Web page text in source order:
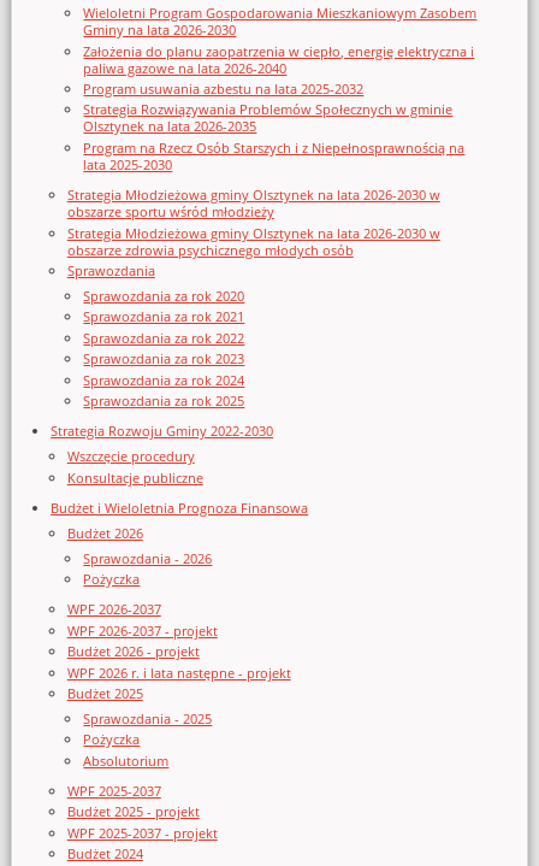
Wieloletni Program Gospodarowania Mieszkaniowym Zasobem
Gminy na lata 2026-2030
Założenia do planu zaopatrzenia w ciepło, energię elektryczna i
paliwa gazowe na lata 2026-2040
Program usuwania azbestu na lata 2025-2032
Strategia Rozwiązywania Problemów Społecznych w gminie
Olsztynek na lata 2026-2035
Program na Rzecz Osób Starszych i z Niepełnosprawnością na
lata 2025-2030
Strategia Młodzieżowa gminy Olsztynek na lata 2026-2030 w
obszarze sportu wśród młodzieży
Strategia Młodzieżowa gminy Olsztynek na lata 2026-2030 w
obszarze zdrowia psychicznego młodych osób
Sprawozdania
Sprawozdania za rok 2020
Sprawozdania za rok 2021
Sprawozdania za rok 2022
Sprawozdania za rok 2023
Sprawozdania za rok 2024
Sprawozdania za rok 2025
Strategia Rozwoju Gminy 2022-2030
Wszczęcie procedury
Konsultacje publiczne
Budżet i Wieloletnia Prognoza Finansowa
Budżet 2026
Sprawozdania - 2026
Pożyczka
WPF 2026-2037
WPF 2026-2037 - projekt
Budżet 2026 - projekt
WPF 2026 r. i lata następne - projekt
Budżet 2025
Sprawozdania - 2025
Pożyczka
Absolutorium
WPF 2025-2037
Budżet 2025 - projekt
WPF 2025-2037 - projekt
Budżet 2024